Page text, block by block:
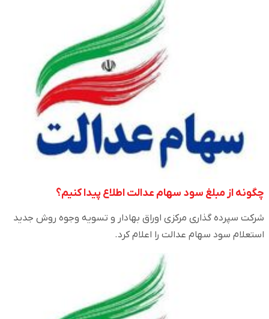
چگونه از مبلغ سود سهام عدالت اطلاع پیدا کنیم؟
شرکت سپرده گذاری مرکزی اوراق بهادار و تسویه وجوه روش جدید
استعلام سود سهام عدالت را اعلام کرد.